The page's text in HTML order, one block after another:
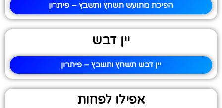
הפיכת מתועש תשחץ ותשבץ – פיתרון
יין דבש
יין דבש תשחץ ותשבץ – פיתרון
אפילו לפחות